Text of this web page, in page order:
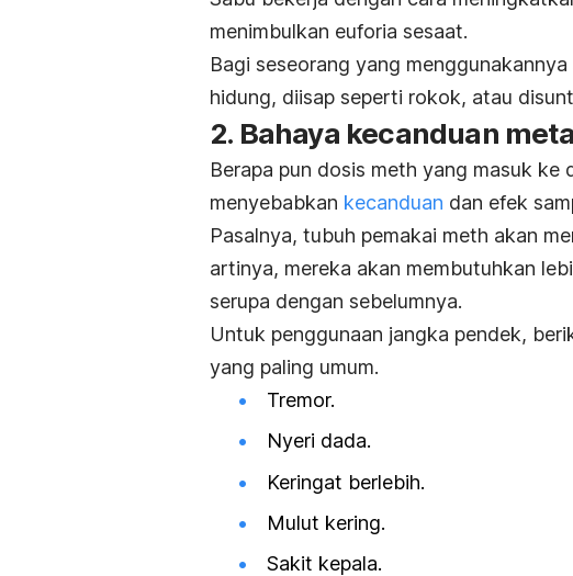
menimbulkan euforia sesaat.
Bagi seseorang yang
hidung, diisap seperti rokok, atau
2. Bahaya kecanduan
Berapa pun dosis meth yang masuk ke
menyebabkan kecanduan dan efek
Pasalnya, tubuh pemakai meth akan
artinya, mereka akan membutuhkan
serupa dengan sebelumnya.
Untuk penggunaan jangka pendek,
yang paling umum.
Tremor.
Nyeri dada.
Keringat berlebih.
Mulut kering.
Sakit kepala.